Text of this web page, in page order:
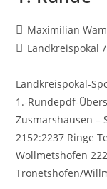
Beitrags-
Autor:
Maximilian
Beitrags-
Landkreispokal /
Landkreispokal-
1.-Rundepdf-
Zusmarshausen –
2152:2237 Ringe
Wollmetshofen
Tronetshofen/